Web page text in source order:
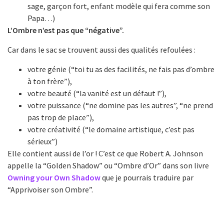
sage, garçon fort, enfant modèle qui fera comme son
Papa…)
L’Ombre n’est pas que “négative”.
Car dans le sac se trouvent aussi des qualités refoulées :
votre génie (“toi tu as des facilités, ne fais pas d’ombre
à ton frère”),
votre beauté (“la vanité est un défaut !”),
votre puissance (“ne domine pas les autres”, “ne prend
pas trop de place”),
votre créativité (“le domaine artistique, c’est pas
sérieux”)
Elle contient aussi de l’or ! C’est ce que Robert A. Johnson
appelle la “Golden Shadow” ou “Ombre d’Or” dans son livre
Owning your Own Shadowque je pourrais traduire par
“Apprivoiser son Ombre”.